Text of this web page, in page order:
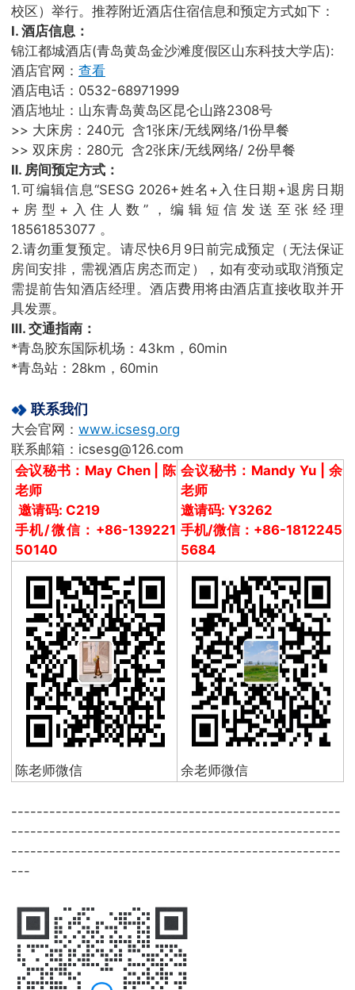
校区）举行。推荐附近酒店住宿信息和预定方式如下：
Ⅰ. 酒店信息：
锦江都城酒店(青岛黄岛金沙滩度假区山东科技大学店):
酒店官网： 查看
酒店电话：0532-68971999
酒店地址：山东青岛黄岛区昆仑山路2308号
>> 大床房：240元 含1张床/无线网络/1份早餐
>> 双床房：280元 含2张床/无线网络/ 2份早餐
Ⅱ. 房间预定方式：
1.可编辑信息“SESG 2026+姓名+入住日期+退房日期
+房型+入住人数”，编辑短信发送至张经理
18561853077 。
2.请勿重复预定。请尽快6月9日前完成预定（无法保证
房间安排，需视酒店房态而定），如有变动或取消预定
需提前告知酒店经理。酒店费用将由酒店直接收取并开
具发票。
Ⅲ. 交通指南：
*青岛胶东国际机场：43km，60min
*青岛站：28km，60min
联系我们
大会官网： www.icsesg.org
联系邮箱：icsesg@126.com
会议秘书：May Chen | 陈
老师
邀请码: C219
手机/微信：+86-139221
50140
会议秘书：Mandy Yu | 余
老师
邀请码: Y3262
手机/微信：+86-1812245
5684
陈老师微信 余老师微信
----------------------------------------------------
----------------------------------------------------
----------------------------------------------------
---